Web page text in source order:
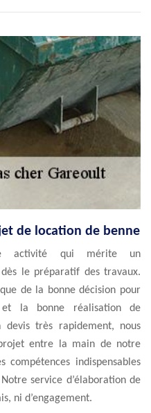
de location de benne
activité qui mérite un
le préparatif des travaux.
de la bonne décision pour
la bonne réalisation de
devis très rapidement, nous
entre la main de notre
compétences indispensables
service d’élaboration de
ni d’engagement.